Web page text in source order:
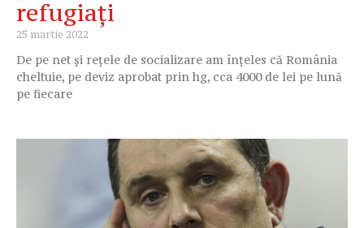
refugiați
25 martie 2022
De pe net și rețele de socializare am înțeles că România
cheltuie, pe deviz aprobat prin hg, cca 4000 de lei pe lună
pe fiecare